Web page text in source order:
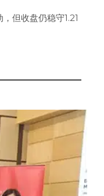
但收盘仍稳守1.21